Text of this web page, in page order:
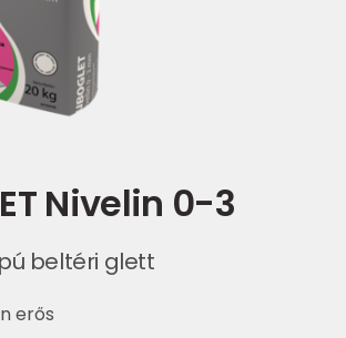
Nivelin 0-3
beltéri glett
erős